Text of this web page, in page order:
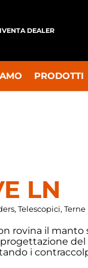
DEALER
PRODOTTI
LN
, Telescopici, Terne
rovina il manto
i